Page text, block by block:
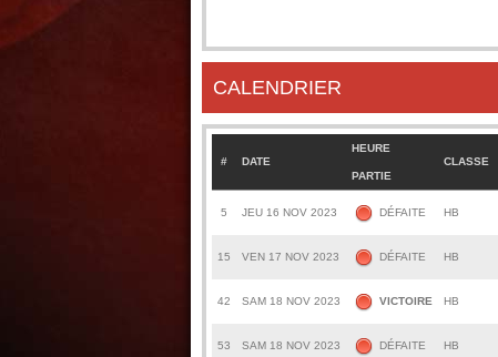
CALENDRIER
# DATE
HEURE
PARTIE
CLASSE
5 JEU 16 NOV 2023 DÉFAITE HB
15 VEN 17 NOV 2023 DÉFAITE HB
42 SAM 18 NOV 2023 VICTOIRE HB
53 SAM 18 NOV 2023 DÉFAITE HB